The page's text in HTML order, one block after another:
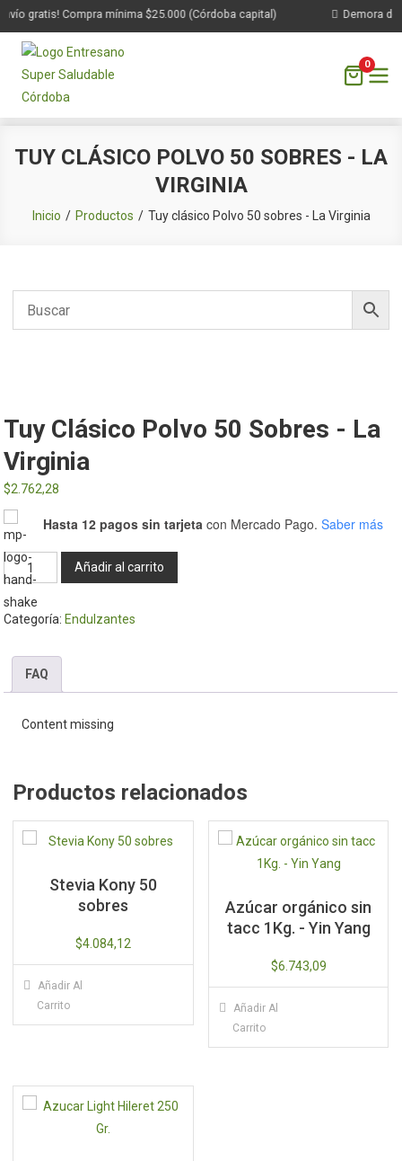
gratis! Compra mínima $25.000 (Córdoba capital) Demora de
0
TUY CLÁSICO POLVO 50 SOBRES - LA
VIRGINIA
Inicio Productos Tuy clásico Polvo 50 sobres - La Virginia
Tuy Clásico Polvo 50 Sobres - La
Virginia
$2.762,28
Hasta 12 pagos sin tarjeta con Mercado Pago. Saber más
Tuy
clásico
Polvo
La
Virginia
Añadir al carrito
Categoría: Endulzantes
FAQ
Content missing
Productos relacionados
Stevia Kony 50
sobres
$4.084,12
Añadir Al
Carrito
Azúcar orgánico sin
tacc 1Kg. - Yin Yang
$6.743,09
Añadir Al
Carrito